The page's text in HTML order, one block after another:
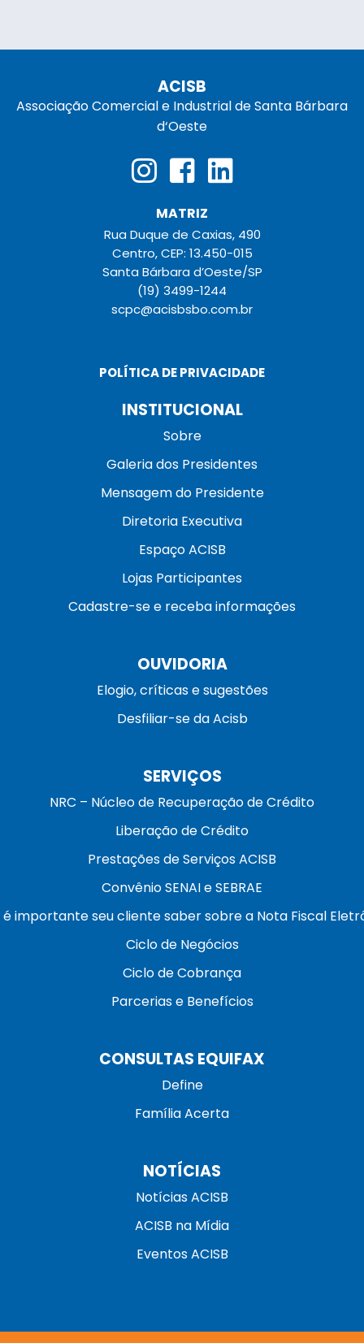
ACISB
Associação Comercial e Industrial de Santa Bárbara
d‘Oeste
MATRIZ
Rua Duque de Caxias, 490
Centro, CEP: 13.450-015
Santa Bárbara d’Oeste/SP
(19) 3499-1244
scpc@acisbsbo.com.br
POLÍTICA DE PRIVACIDADE
INSTITUCIONAL
Sobre
Galeria dos Presidentes
Mensagem do Presidente
Diretoria Executiva
Espaço ACISB
Lojas Participantes
Cadastre-se e receba informações
OUVIDORIA
Elogio, críticas e sugestões
Desfiliar-se da Acisb
SERVIÇOS
NRC – Núcleo de Recuperação de Crédito
Liberação de Crédito
Prestações de Serviços ACISB
Convênio SENAI e SEBRAE
é importante seu cliente saber sobre a Nota Fiscal
Ciclo de Negócios
Ciclo de Cobrança
Parcerias e Benefícios
CONSULTAS EQUIFAX
Define
Família Acerta
NOTÍCIAS
Notícias ACISB
ACISB na Mídia
Eventos ACISB